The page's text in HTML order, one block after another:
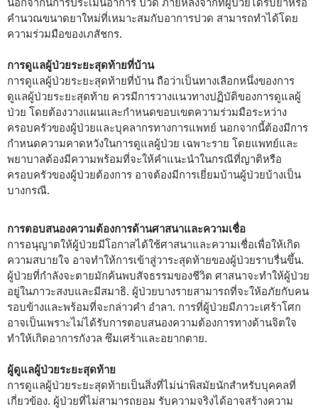
คำนวณขนาดยาใหม่ที่เหมาะสมกับอาการปวด สามารถทำได้โดย
ความร่วมมือของเภสัชกร.
การดูแลผู้ป่วยระยะสุดท้ายที่บ้าน
การดูแลผู้ป่วยระยะสุดท้ายที่บ้าน ถือว่าเป็นทางเลือกหนึ่งของการ
ดูแลผู้ป่วยระยะสุดท้าย ควรมีการวางแนวทางปฏิบัติของการดูแลผู้
ป่วย โดยต้องวางแผนและกำหนดขอบเขตความร่วมมือระหว่าง
ครอบครัวของผู้ป่วยและบุคลากรทางการแพทย์ นอกจากนี้ต้องมีการ
กำหนดความคาดหวังในการดูแลผู้ป่วย เฉพาะราย โดยแพทย์และ
พยาบาลต้องมีความพร้อมที่จะให้คำแนะนำในกรณีที่ญาติหรือ
ครอบครัวของผู้ป่วยต้องการ อาจต้องมีการเยี่ยมบ้านผู้ป่วยบ้างเป็น
บางกรณี.
การตอบสนองความต้องการด้านศาสนาและความเชื่อ
การอนุญาตให้ผู้ป่วยมีโอกาสได้ใช้ศาสนาและความเชื่อเพื่อให้เกิด
ความสบายใจ อาจทำให้การเข้าสู่วาระสุดท้ายของผู้ป่วยราบรื่นขึ้น.
ผู้ป่วยที่กำลังจะตายมักค้นพบสัจธรรมของชีวิต ศาสนาจะทำให้ผู้ป่วย
อยู่ในภาวะสงบและมีสมาธิ. ผู้ป่วยบางรายสามารถที่จะให้อภัยกับคน
รอบข้างและพร้อมที่จะกล่าวคำ อำลา. การที่ผู้ป่วยมีภาวะเศร้าโศก
อาจเป็นเพราะไม่ได้รับการตอบสนองความต้องการทางด้านจิตใจ
ทำให้เกิดอาการกังวล ซึมเศร้าและอยากตาย.
ผู้ดูแลผู้ป่วยระยะสุดท้าย
การดูแลผู้ป่วยระยะสุดท้ายเป็นสิ่งที่ไม่น่าพิสมัยนักสำหรับบุคคลที่
เกี่ยวข้อง. ผู้ป่วยที่ไม่สามารถยอม รับความจริงได้อาจสร้างความ